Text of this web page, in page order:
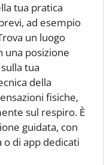
tua pratica
ad esempio
un luogo
una posizione
tua
della
fisiche,
sul respiro. È
guidata, con
o di app dedicati